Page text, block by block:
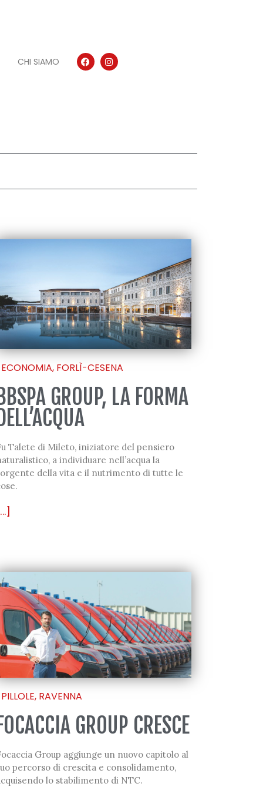
CHI SIAMO
ECONOMIA, FORLÌ-CESENA
GROUP, LA FORMA
Talete di Mileto, iniziatore del pensiero
a individuare nell’acqua la
della vita e il nutrimento di tutte le
PILLOLE, RAVENNA
GROUP CRESCE
Group aggiunge un nuovo capitolo al
percorso di crescita e consolidamento,
lo stabilimento di NTC.